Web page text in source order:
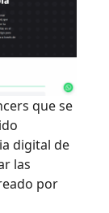
que se
digital de
las
por